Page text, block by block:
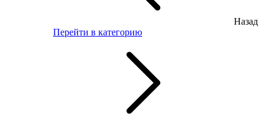
Назад
Перейти в категорию